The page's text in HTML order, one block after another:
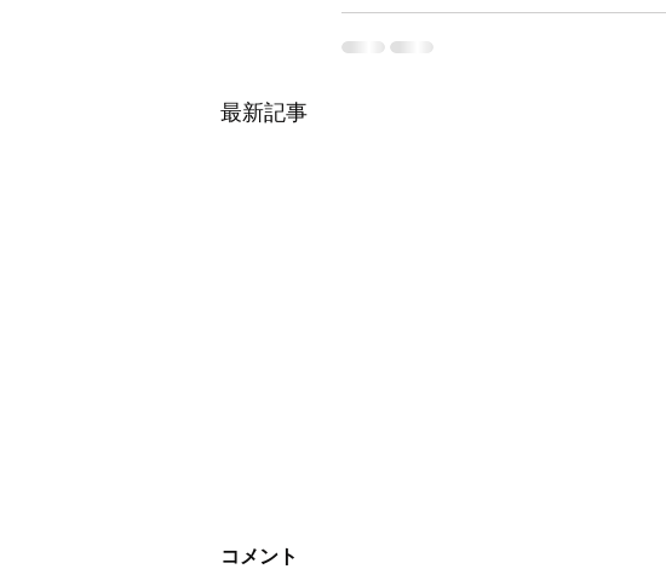
最新記事
コメント